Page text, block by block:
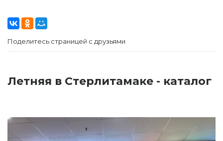
Поделитесь страницей с друзьями
Летняя в Стерлитамаке - каталог